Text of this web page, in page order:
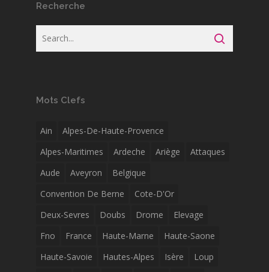
Recherche
Mots Clefs
Ain
Alpes-De-Haute-Provence
Alpes-Maritimes
Ardeche Ariège
Attaques
Aude
Aveyron
Belgique
Convention De Berne
Cote-D'Or
Deux-Sevres
Doubs Drome
Elevage
Fno
France Haute-Marne
Haute-Saone
Haute-Savoie
Hautes-Alpes Isère Loup